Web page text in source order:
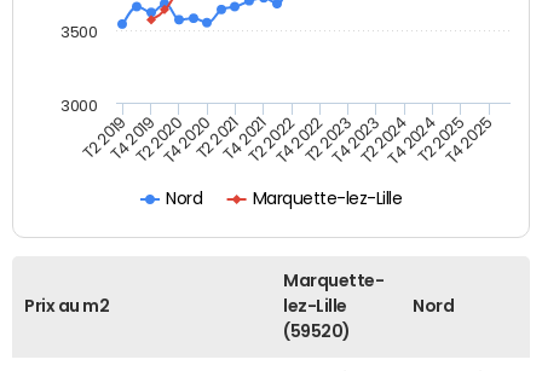
Nord Marquette-lez-Lille
T2 2019T4 2019T2 2020T4 2020T2 2021T4 2021T2 2022T4 2022T2 2023T4 2023T2 2024T4 2024T2 2025T4 2025
3500
3000
Prix au m2
Marquette-
lez-Lille
(59520)
Nord